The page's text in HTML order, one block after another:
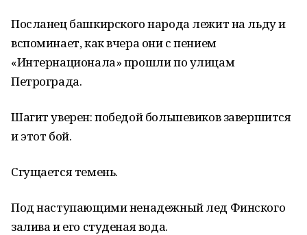
Посланец башкирского народа лежит на льду и
вспоминает, как вчера они с пением
«Интернационала» прошли по улицам
Петрограда.
Шагит уверен: победой большевиков завершится
и этот бой.
Сгущается темень.
Под наступающими ненадежный лед Финского
залива и его студеная вода.